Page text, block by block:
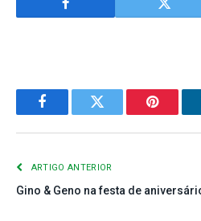
FacebookTwitter
ARTIGO ANTERIOR
Gino & Geno na festa de